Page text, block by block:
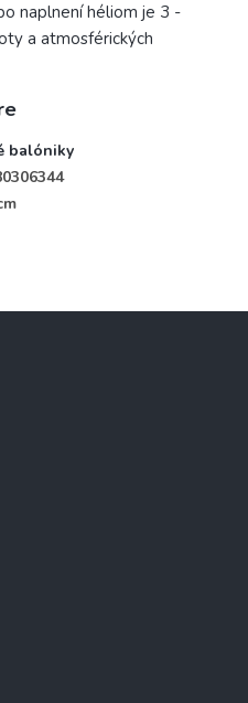
naplnení héliom je 3 -
a atmosférických
balóniky